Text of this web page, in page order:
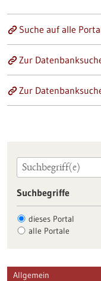
Suche auf alle
Zur
Zur
Suchbegriffe
dieses Portal
alle Portale
Allgemein